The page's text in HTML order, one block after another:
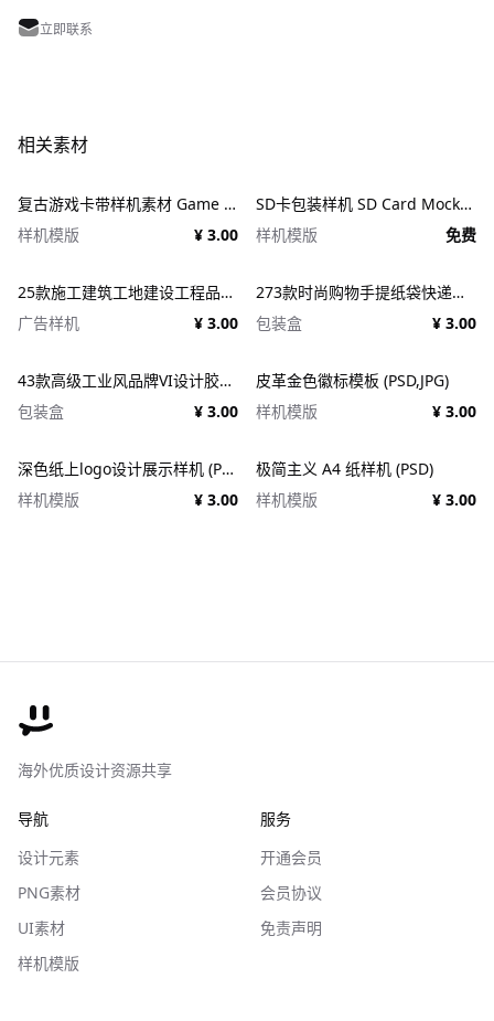
立即联系
相关素材
复古游戏卡带样机素材 Game Cartridge Mockup Bundle Retro
样机模版
¥ 3.00
SD卡包装样机 SD Card Mockup
样机模版
免费
25款施工建筑工地建设工程品牌VI应用设计ps样机素材展示效果图 25x Construction Mockup Bundle Vol.02
广告样机
¥ 3.00
273款时尚购物手提纸袋快递气泡塑料袋纸箱设计贴图PSD样机 Printhouse Mockups Bundle v.1
包装盒
¥ 3.00
43款高级工业风品牌VI设计胶带包装纸盒名片信纸信封展示效果图PSD样机 Duct tape &#038; Box mockups
包装盒
¥ 3.00
皮革金色徽标模板 (PSD,JPG)
样机模版
¥ 3.00
深色纸上logo设计展示样机 (PSD)
样机模版
¥ 3.00
极简主义 A4 纸样机 (PSD)
样机模版
¥ 3.00
海外优质设计资源共享
导航
设计元素
PNG素材
UI素材
样机模版
服务
开通会员
会员协议
免责声明